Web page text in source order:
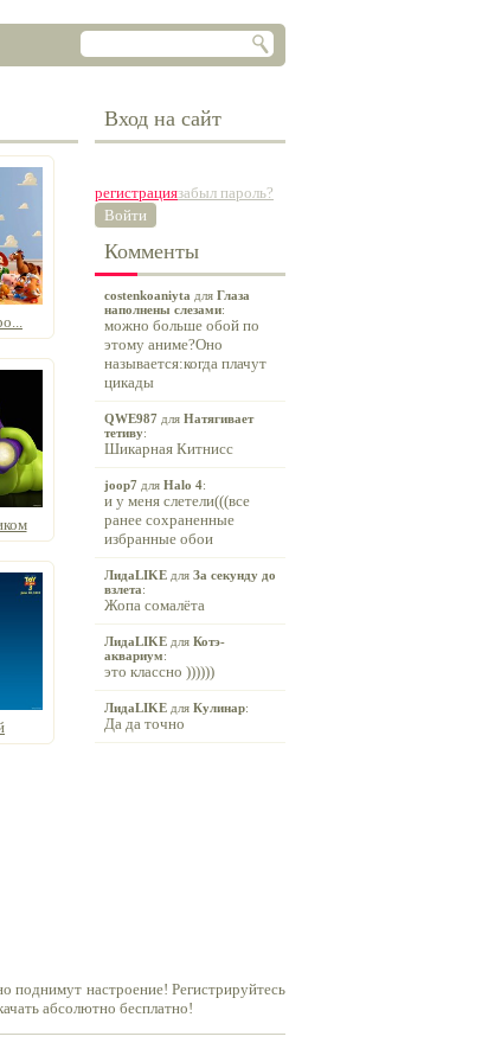
Вход на сайт
регистрациязабыл пароль?
Войти
Комменты
costenkoaniyta для Глаза
наполнены слезами:
можно больше обой по
этому аниме?Оно
называется:когда плачут
цикады
QWE987 для Натягивает
тетиву:
Шикарная Китнисс
joop7 для Halo 4:
и у меня слетели(((все
ранее сохраненные
избранные обои
ЛидаLIKE для За секунду до
взлета:
Жопа сомалёта
ЛидаLIKE для Котэ-
аквариум:
это классно ))))))
ЛидаLIKE для Кулинар:
Да да точно
поднимут настроение! Регистрируйтесь
абсолютно бесплатно!